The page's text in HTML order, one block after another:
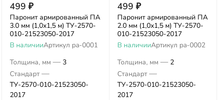
499 ₽
Паронит армированный ПА
3.0 мм (1,0х1,5 м) ТУ-2570-
010-21523050-2017
В наличииАртикул pa-0001
Толщина, мм — 3
Стандарт —
ТУ-2570-010-21523050-
2017
499 ₽
Паронит армированный ПА
2.0 мм (1,0х1,5 м) ТУ-2570-
010-21523050-2017
В наличииАртикул pa-0002
Толщина, мм — 2
Стандарт —
ТУ-2570-010-21523050-
2017